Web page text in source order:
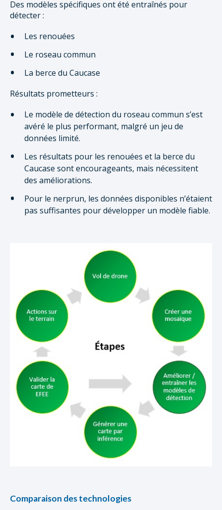
Des modèles spécifiques ont été entraînés pour
détecter :
Les renouées
Le roseau commun
La berce du Caucase
Résultats prometteurs :
Le modèle de détection du roseau commun s’est
avéré le plus performant, malgré un jeu de
données limité.
Les résultats pour les renouées et la berce du
Caucase sont encourageants, mais nécessitent
des améliorations.
Pour le nerprun, les données disponibles n’étaient
pas suffisantes pour développer un modèle fiable.
Comparaison des technologies